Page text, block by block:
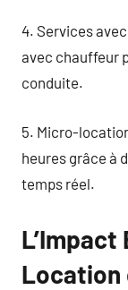
4. Services
avec chauffeur
conduite.
5. Micro-
heures grâce à
temps réel.
Location